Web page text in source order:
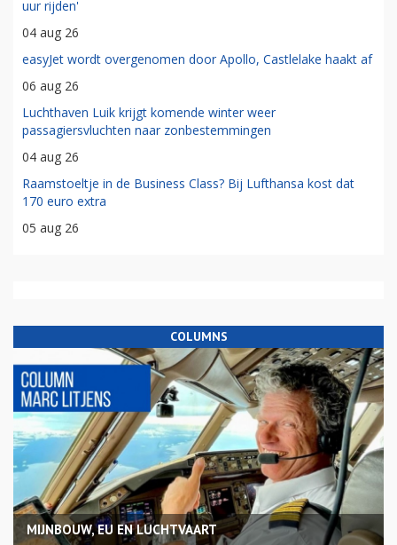
uur rijden'
04 aug 26
easyJet wordt overgenomen door Apollo, Castlelake haakt af
06 aug 26
Luchthaven Luik krijgt komende winter weer
passagiersvluchten naar zonbestemmingen
04 aug 26
Raamstoeltje in de Business Class? Bij Lufthansa kost dat
170 euro extra
05 aug 26
COLUMNS
MIJNBOUW, EU EN LUCHTVAART